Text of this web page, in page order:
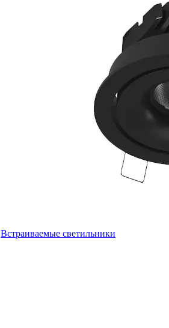
Встраиваемые светильники